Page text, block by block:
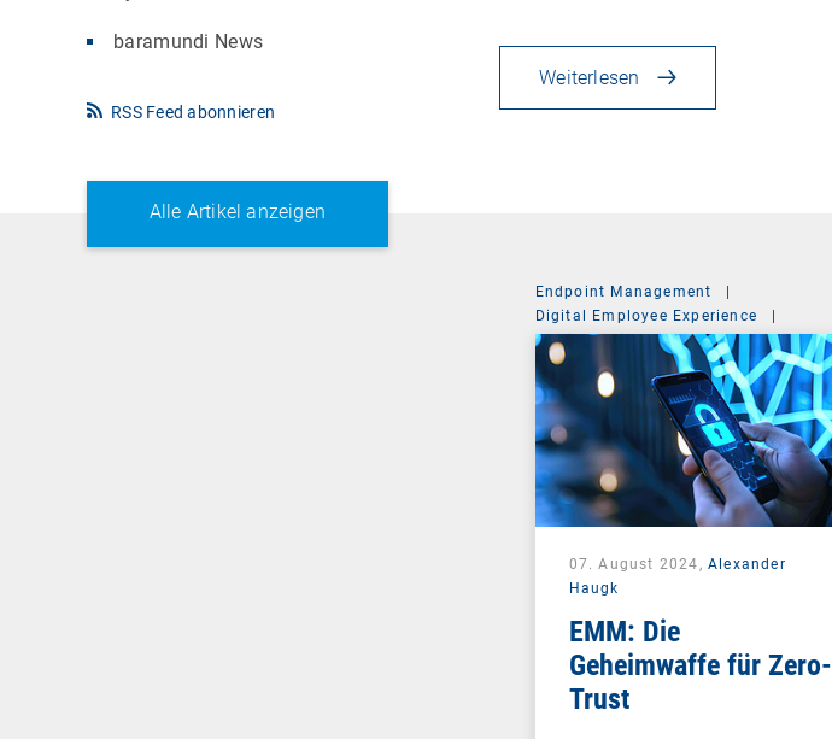
baramundi News
RSS Feed abonnieren
Alle Artikel anzeigen
Weiterlesen
Endpoint Management
|
Digital Employee Experience
|
Mobile Device Management
07. August 2024, Alexander
Haugk
EMM: Die
Geheimwaffe für Zero-
Trust